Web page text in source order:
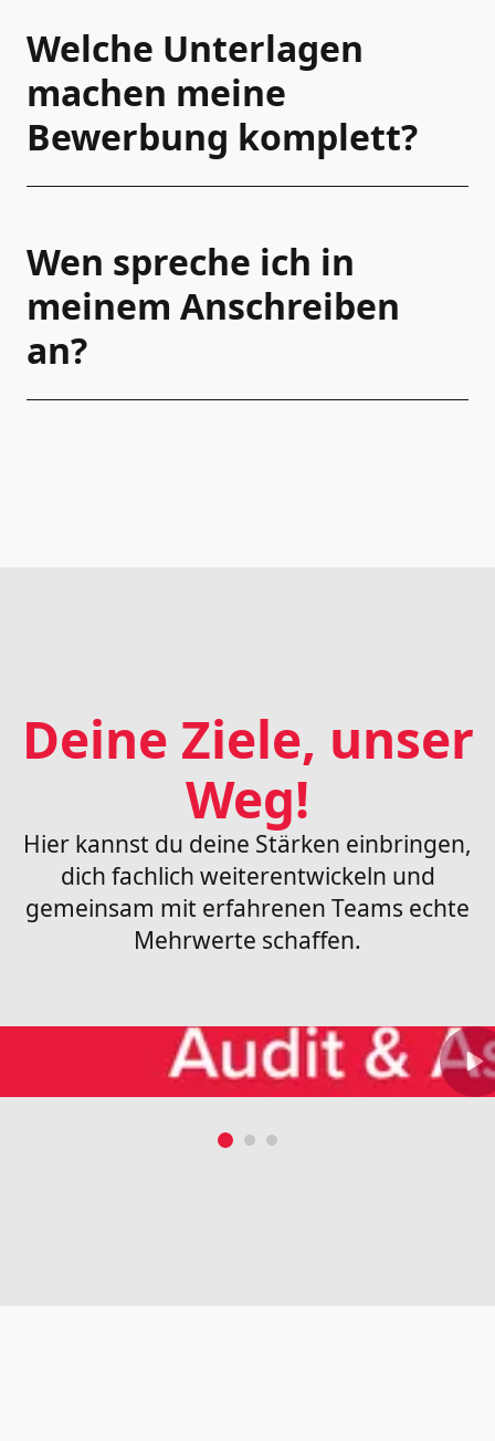
Welche Unterlagen
machen meine
Bewerbung komplett?
Wen spreche ich in
meinem Anschreiben
an?
Deine Ziele, unser
Weg!
Hier kannst du deine Stärken einbringen,
dich fachlich weiterentwickeln und
gemeinsam mit erfahrenen Teams echte
Mehrwerte schaffen.